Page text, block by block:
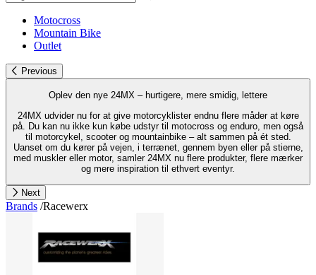
Motocross
Mountain Bike
Outlet
Previous
Oplev den nye 24MX – hurtigere, mere smidig, lettere
24MX udvider nu for at give motorcyklister endnu flere måder at køre
på. Du kan nu ikke kun købe udstyr til motocross og enduro, men også
til motorcykel, scooter og mountainbike – alt sammen på ét sted.
Uanset om du kører på vejen, i terrænet, gennem byen eller på stierne,
med muskler eller motor, samler 24MX nu flere produkter, flere mærker
og mere inspiration til ethvert eventyr.
Next
Brands /Racewerx